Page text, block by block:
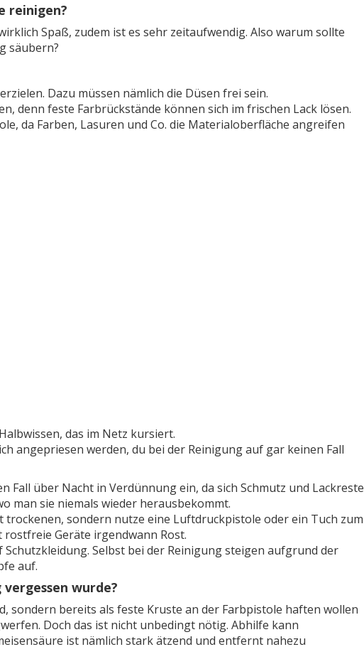
reinigen?
Spaß, zudem ist es sehr zeitaufwendig. Also warum sollte
säubern?
Dazu müssen nämlich die Düsen frei sein.
denn feste Farbrückstände können sich im frischen Lack lösen.
da Farben, Lasuren und Co. die Materialoberfläche angreifen
das im Netz kursiert.
angepriesen werden, du bei der Reinigung auf gar keinen Fall
Fall über Nacht in Verdünnung ein, da sich Schmutz und Lackreste
man sie niemals wieder herausbekommt.
trockenen, sondern nutze eine Luftdruckpistole oder ein Tuch zum
Geräte irgendwann Rost.
Schutzkleidung. Selbst bei der Reinigung steigen aufgrund der
auf.
wurde?
sondern bereits als feste Kruste an der Farbpistole haften wollen
Doch das ist nicht unbedingt nötig. Abhilfe kann
ist nämlich stark ätzend und entfernt nahezu